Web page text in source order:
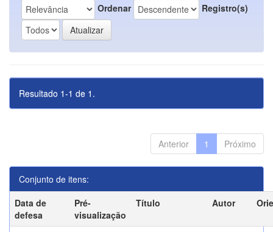
Ordenar
Registro(s)
Resultado 1-1 de 1.
Anterior 1 Próximo
Conjunto de itens:
Data de
defesa
Pré-
visualização
Título Autor